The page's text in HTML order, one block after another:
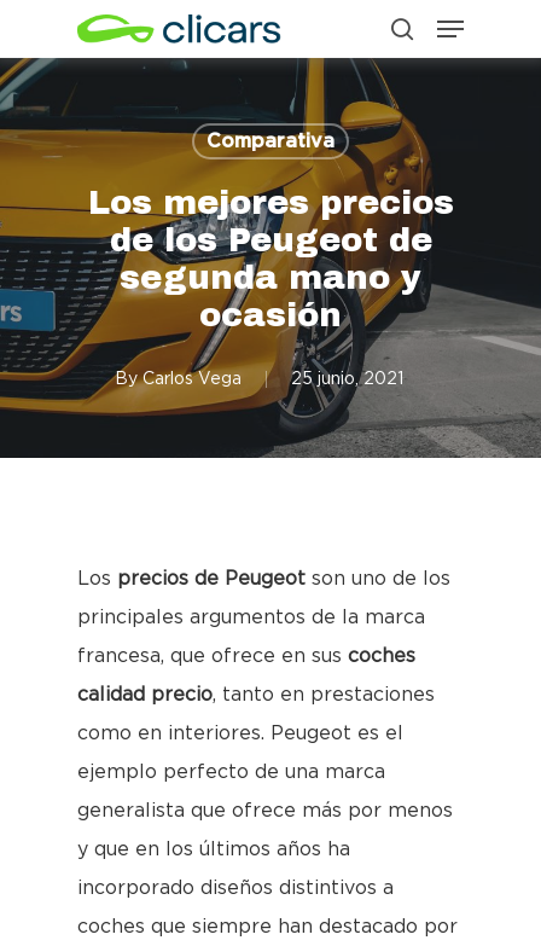
to
main
content
search
Menu
Comparativa
Los mejores precios
de los Peugeot de
segunda mano y
ocasión
By Carlos Vega 25 junio, 2021
Los precios de Peugeot son uno de los
principales argumentos de la marca
francesa, que ofrece en sus coches
calidad precio, tanto en prestaciones
como en interiores. Peugeot es el
ejemplo perfecto de una marca
generalista que ofrece más por menos
y que en los últimos años ha
incorporado diseños distintivos a
coches que siempre han destacado por